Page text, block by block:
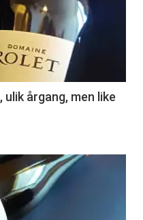
årgang, men like